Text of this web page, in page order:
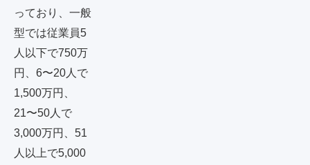
っており、一般
型では従業員5
人以下で750万
円、6〜20人で
1,500万円、
21〜50人で
3,000万円、51
人以上で5,000